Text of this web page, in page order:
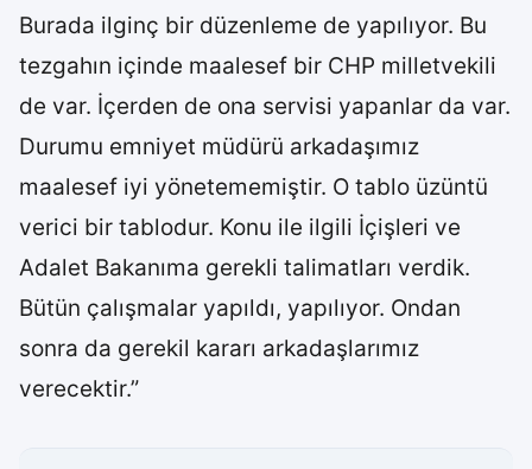
Burada ilginç bir düzenleme de yapılıyor. Bu
tezgahın içinde maalesef bir CHP milletvekili
de var. İçerden de ona servisi yapanlar da var.
Durumu emniyet müdürü arkadaşımız
maalesef iyi yönetememiştir. O tablo üzüntü
verici bir tablodur. Konu ile ilgili İçişleri ve
Adalet Bakanıma gerekli talimatları verdik.
Bütün çalışmalar yapıldı, yapılıyor. Ondan
sonra da gerekil kararı arkadaşlarımız
verecektir.”